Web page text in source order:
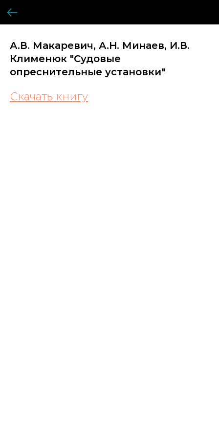
А.В. Макаревич, А.Н. Минаев, И.В.
Клименюк "Судовые
опреснительные установки"
Скачать книгу